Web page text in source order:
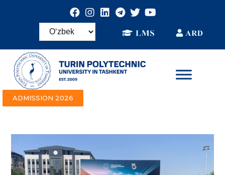
ADMISSION 2026